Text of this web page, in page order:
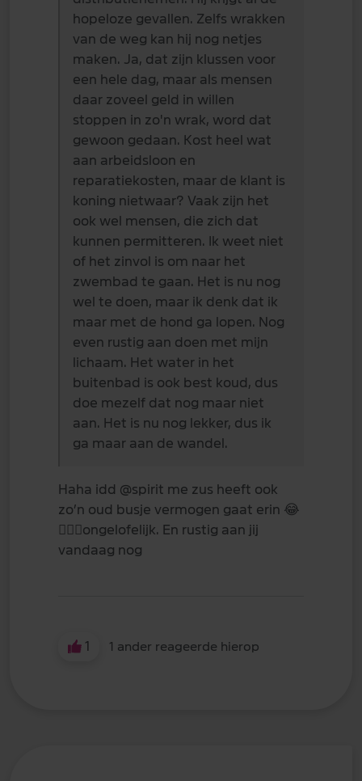
hopeloze gevallen. Zelfs wrakken
van de weg kan hij nog netjes
maken. Ja, dat zijn klussen voor
een hele dag, maar als mensen
daar zoveel geld in willen
stoppen in zo'n wrak, word dat
gewoon gedaan. Kost heel wat
aan arbeidsloon en
reparatiekosten, maar de klant is
koning nietwaar? Vaak zijn het
ook wel mensen, die zich dat
kunnen permitteren. Ik weet niet
of het zinvol is om naar het
zwembad te gaan. Het is nu nog
wel te doen, maar ik denk dat ik
maar met de hond ga lopen. Nog
even rustig aan doen met mijn
lichaam. Het water in het
buitenbad is ook best koud, dus
doe mezelf dat nog maar niet
aan. Het is nu nog lekker, dus ik
ga maar aan de wandel.
Haha idd @spirit me zus heeft ook
zo’n oud busje vermogen gaat erin 😂
🤷🏼‍♀️ongelofelijk. En rustig aan jij
vandaag nog
1 1 ander reageerde hierop